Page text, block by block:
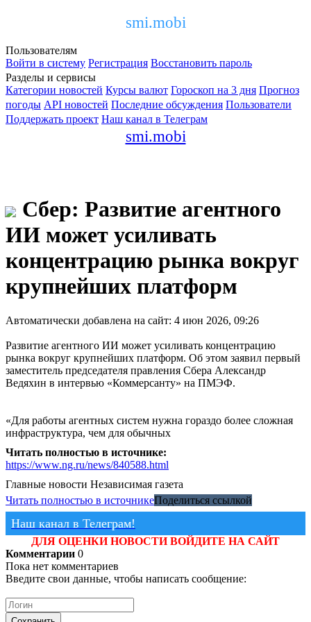
smi.mobi
Пользователям
Войти в систему Регистрация Восстановить пароль
Разделы и сервисы
Категории новостей Курсы валют Гороскоп на 3 дня Прогноз
погоды API новостей Последние обсуждения Пользователи
Поддержать проект Наш канал в Телеграм
smi.mobi
Сбер: Развитие агентного
ИИ может усиливать
концентрацию рынка вокруг
крупнейших платформ
Автоматически добавлена на сайт: 4 июн 2026, 09:26
Развитие агентного ИИ может усиливать концентрацию
рынка вокруг крупнейших платформ. Об этом заявил первый
заместитель председателя правления Сбера Александр
Ведяхин в интервью «Коммерсанту» на ПМЭФ.
«Для работы агентных систем нужна гораздо более сложная
инфраструктура, чем для обычных
Читать полностью в источнике:
https://www.ng.ru/news/840588.html
Главные новости Независимая газета
Читать полностью в источникеПоделиться ссылкой
Наш канал в Телеграм!
ДЛЯ ОЦЕНКИ НОВОСТИ ВОЙДИТЕ НА САЙТ
Комментарии 0
Пока нет комментариев
Введите свои данные, чтобы написать сообщение: